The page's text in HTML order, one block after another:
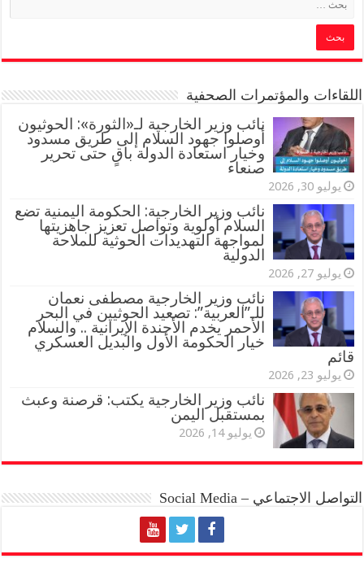
اللقاءات والمؤتمرات الصحفية
‏نائب وزير الخارجية لـ«الثورة»: الحوثيون
أوصلوا جهود السلام إلى طريق مسدود
وخيار استعادة الدولة باقٍ حتى تحرير
صنعاء
يوليو 30, 2026
نائب وزير الخارجية: الحكومة اليمنية تضع
السلام أولوية وتواصل تعزيز جاهزيتها
لمواجهة التهديدات الحوثية للملاحة
الدولية
يوليو 27, 2026
نائب وزير الخارجية مصطفى نعمان
للـ”العربية”: تصعيد الحوثيين في البحر
الأحمر يخدم الأجندة الإيرانية .. والسلام
خيار الحكومة الأول والبديل العسكري
قائم
يوليو 23, 2026
نائب وزير الخارجية يكتب: قرصنة وعبث
بمستقبل اليمن
يوليو 14, 2026
التواصل الاجتماعي – Social Media